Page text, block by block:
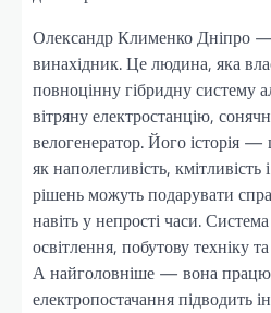
Олександр Клименко Дніпро
винахідник. Це людина, яка
повноцінну гібридну систему
вітряну електростанцію,
велогенератор. Його історія
як наполегливість,
рішень можуть подарувати
навіть у непрості часи.
освітлення, побутову техніку
А найголовніше — вона
електропостачання підводить